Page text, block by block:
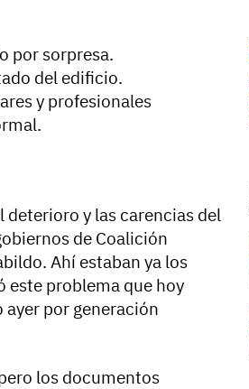
por sorpresa.
del edificio.
y profesionales
deterioro y las carencias del
de Coalición
Ahí estaban ya los
este problema que hoy
por generación
los documentos